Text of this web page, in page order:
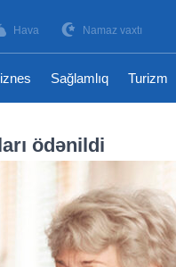
Hava Namaz vaxtı
Sağlamlıq Turizm
ödənildi